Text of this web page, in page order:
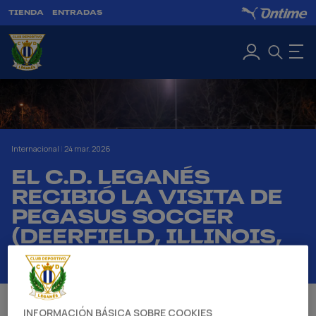
TIENDA ENTRADAS
Internacional | 24 mar. 2026
EL C.D. LEGANÉS
RECIBIÓ LA VISITA DE
PEGASUS SOCCER
(DEERFIELD, ILLINOIS,
EE.UU.)
Un encuentro deportivo que impulsa la
INFORMACIÓN BÁSICA SOBRE COOKIES